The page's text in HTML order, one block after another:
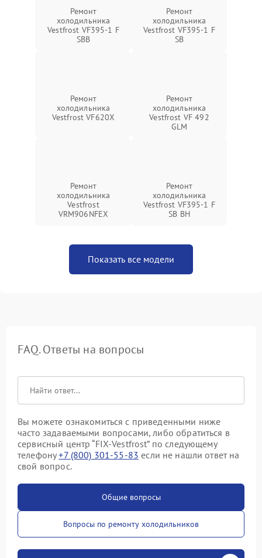
Ремонт
холодильника
Vestfrost VF395-1 F
SBB
Ремонт
холодильника
Vestfrost VF395-1 F
SB
Ремонт
холодильника
Vestfrost VF620X
Ремонт
холодильника
Vestfrost VF 492
GLM
Ремонт
холодильника
Vestfrost
VRM906NFEX
Ремонт
холодильника
Vestfrost VF395-1 F
SB BH
Показать все модели
FAQ. Ответы на вопросы
Вы можете ознакомиться с приведенными ниже
часто задаваемыми вопросами, либо обратиться в
сервисный центр “FIX-Vestfrost” по следующему
телефону+7 (800) 301-55-83 если не нашли ответ на
свой вопрос.
Общие вопросы
Вопросы по ремонту холодильников